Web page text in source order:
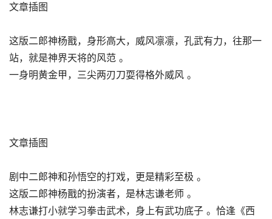
文章插图
这版二郎神杨戬，身形高大，威风凛凛，孔武有力，往那一
站，就是神界天将的风范 。
一身明黄金甲，三尖两刃刀耍得格外威风 。
文章插图
剧中二郎神和孙悟空的打戏，更是精彩至极 。
这版二郎神杨戬的扮演者，是林志谦老师 。
林志谦打小就学习拳击武术，身上有武功底子 。恰逢《西